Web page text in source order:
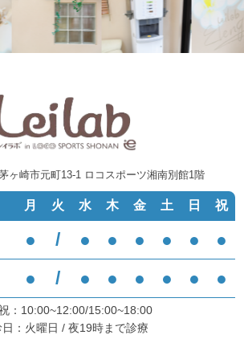
ヶ崎市元町13-1 ロコスポーツ湘南別館1階
月 火 水 木 金 土 日 祝
● / ● ● ● ● ● ●
● / ● ● ● ● ● ●
：10:00~12:00/15:00~18:00
日：火曜日 / 夜19時まで診療